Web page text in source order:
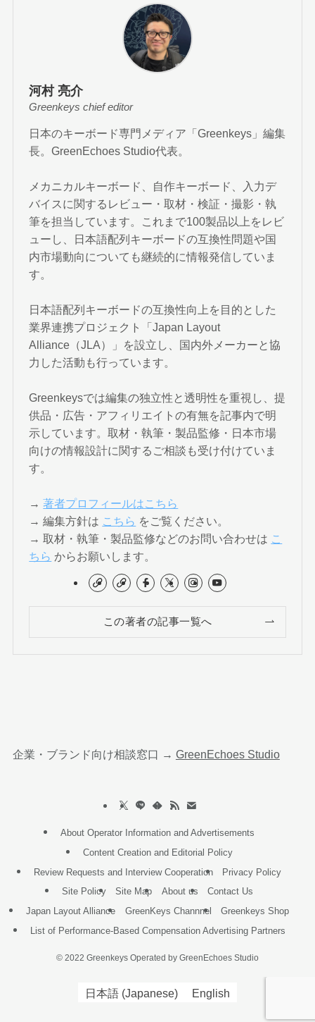
河村 亮介
Greenkeys chief editor
日本のキーボード専門メディア「Greenkeys」編集
長。GreenEchoes Studio代表。
メカニカルキーボード、自作キーボード、入力デ
バイスに関するレビュー・取材・検証・撮影・執
筆を担当しています。これまで100製品以上をレビ
ューし、日本語配列キーボードの互換性問題や国
内市場動向についても継続的に情報発信していま
す。
日本語配列キーボードの互換性向上を目的とした
業界連携プロジェクト「Japan Layout
Alliance（JLA）」を設立し、国内外メーカーと協
力した活動も行っています。
Greenkeysでは編集の独立性と透明性を重視し、提
供品・広告・アフィリエイトの有無を記事内で明
示しています。取材・執筆・製品監修・日本市場
向けの情報設計に関するご相談も受け付けていま
す。
→著者プロフィールはこちら
→ 編集方針は こちら をご覧ください。
→ 取材・執筆・製品監修などのお問い合わせは こ
ちら からお願いします。
この著者の記事一覧へ
企業・ブランド向け相談窓口 → GreenEchoes Studio
About Operator Information and Advertisements
Content Creation and Editorial Policy
Review Requests and Interview Cooperation
Privacy Policy
Site Policy
Site Map About us
Contact Us
Japan Layout Alliance
GreenKeys Channnel
Greenkeys Shop
List of Performance-Based Compensation Advertising Partners
© 2022 Greenkeys Operated by GreenEchoes Studio
日本語 (Japanese) English